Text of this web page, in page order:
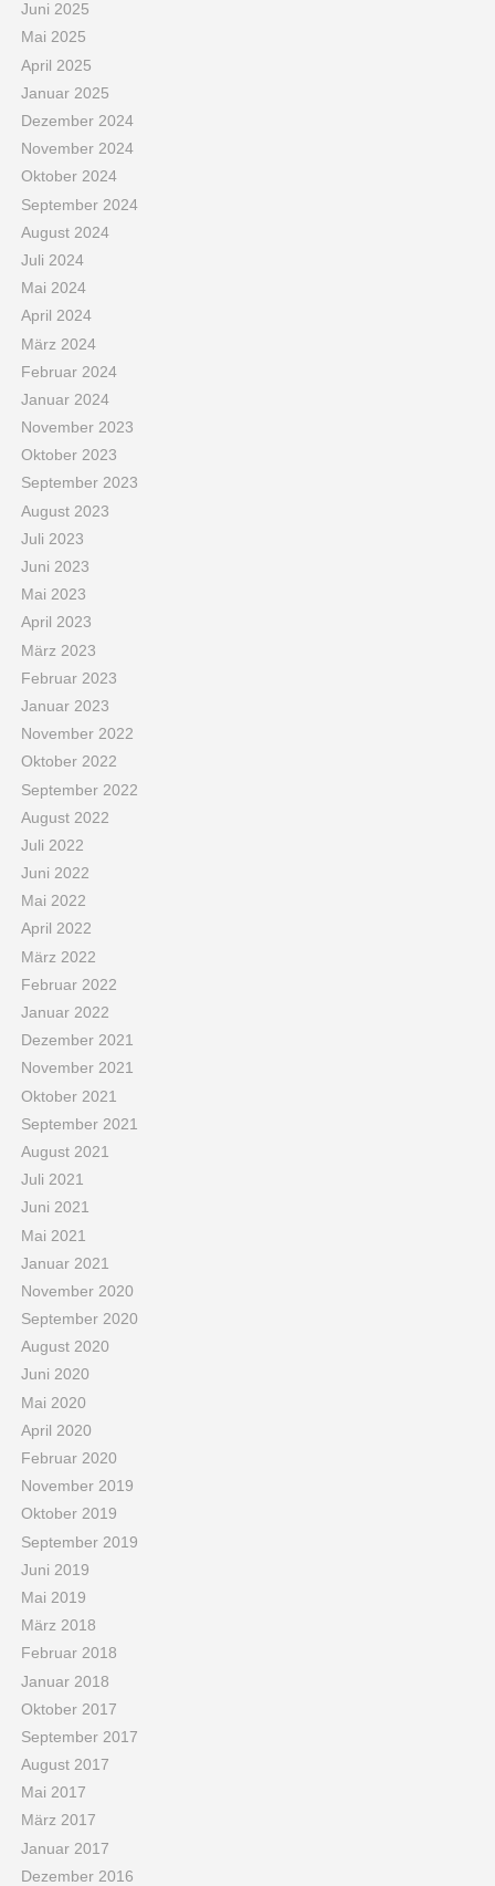
Juni 2025
Mai 2025
April 2025
Januar 2025
Dezember 2024
November 2024
Oktober 2024
September 2024
August 2024
Juli 2024
Mai 2024
April 2024
März 2024
Februar 2024
Januar 2024
November 2023
Oktober 2023
September 2023
August 2023
Juli 2023
Juni 2023
Mai 2023
April 2023
März 2023
Februar 2023
Januar 2023
November 2022
Oktober 2022
September 2022
August 2022
Juli 2022
Juni 2022
Mai 2022
April 2022
März 2022
Februar 2022
Januar 2022
Dezember 2021
November 2021
Oktober 2021
September 2021
August 2021
Juli 2021
Juni 2021
Mai 2021
Januar 2021
November 2020
September 2020
August 2020
Juni 2020
Mai 2020
April 2020
Februar 2020
November 2019
Oktober 2019
September 2019
Juni 2019
Mai 2019
März 2018
Februar 2018
Januar 2018
Oktober 2017
September 2017
August 2017
Mai 2017
März 2017
Januar 2017
Dezember 2016